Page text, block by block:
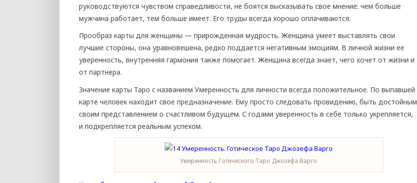
руководствуются чувством справедливости, не боятся высказывать свое мнение: чем больше
мужчина работает, тем больше имеет. Его труды всегда хорошо оплачиваются.
Прообраз карты для женщины — прирожденная мудрость. Женщина умеет выставлять свои
лучшие стороны, она уравновешена, редко поддается негативным эмоциям. В личной жизни ее
уверенность, внутренняя гармония также помогает. Женщина всегда знает, чего хочет от жизни и
от партнера.
Значение карты Таро с названием Умеренность для личности всегда положительное. По выпавшей
карте человек находит свое предназначение. Ему просто следовать провидению, быть достойным
своим представлением о счастливом будущем. С годами уверенность в себе только укрепляется,
и подкрепляется реальным успехом.
Умеренность Готического Таро Джозефа Варго